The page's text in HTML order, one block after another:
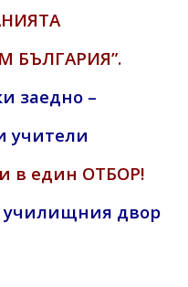
БЪЛГАРИЯ”.
заедно –
учители
в един ОТБОР!
училищния двор